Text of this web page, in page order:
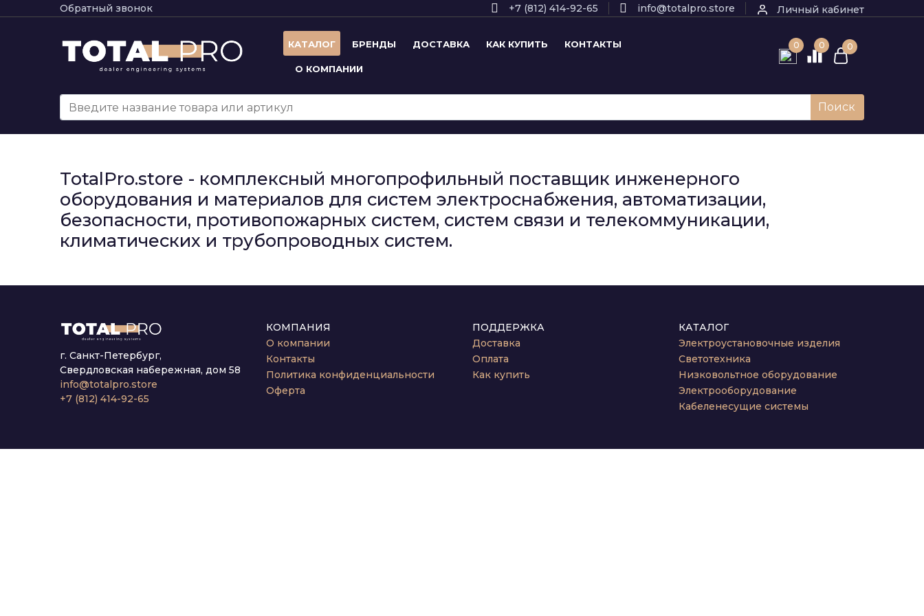
Обратный звонок +7 (812) 414-92-65 info@totalpro.store Личный кабинет
КАТАЛОГ БРЕНДЫ ДОСТАВКА КАК КУПИТЬ КОНТАКТЫ
О КОМПАНИИ
0 0 0
Поиск
TotalPro.store - комплексный многопрофильный поставщик инженерного
оборудования и материалов для систем электроснабжения, автоматизации,
безопасности, противопожарных систем, систем связи и телекоммуникации,
климатических и трубопроводных систем.
г. Санкт-Петербург,
Свердловская набережная, дом 58
info@totalpro.store
+7 (812) 414-92-65
КОМПАНИЯ
О компании
Контакты
Политика конфиденциальности
Оферта
ПОДДЕРЖКА
Доставка
Оплата
Как купить
КАТАЛОГ
Электроустановочные изделия
Светотехника
Низковольтное оборудование
Электрооборудование
Кабеленесущие системы